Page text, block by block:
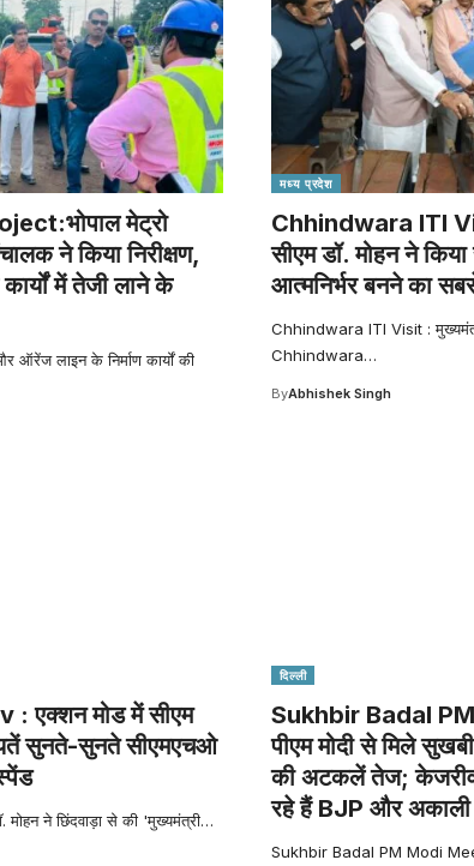
मेट्रो
ने किया निरीक्षण,
में तेजी लाने के
लाइन के निर्माण कार्यों की
मध्य प्रदेश
Chhindwara ITI
सीएम डॉ. मोहन ने
आत्मनिर्भर बनने का
Chhindwara ITI Visit : मुख्यमंत्री
Chhindwara…
ByAbhishek Singh
एक्शन मोड में सीएम
सुनते-सुनते सीएमएचओ
ने छिंदवाड़ा से की 'मुख्यमंत्री…
दिल्ली
Sukhbir Badal
पीएम मोदी से मिले
की अटकलें तेज;
रहे हैं BJP और
Sukhbir Badal PM Modi